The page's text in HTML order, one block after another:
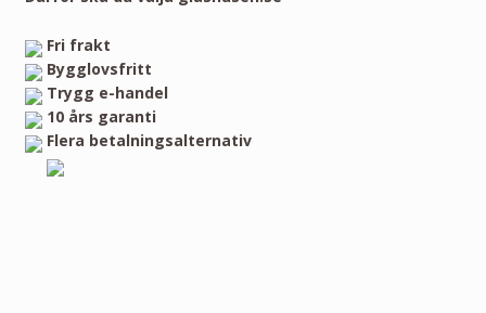
Fri frakt
Bygglovsfritt
Trygg e-handel
10 års garanti
Flera betalningsalternativ